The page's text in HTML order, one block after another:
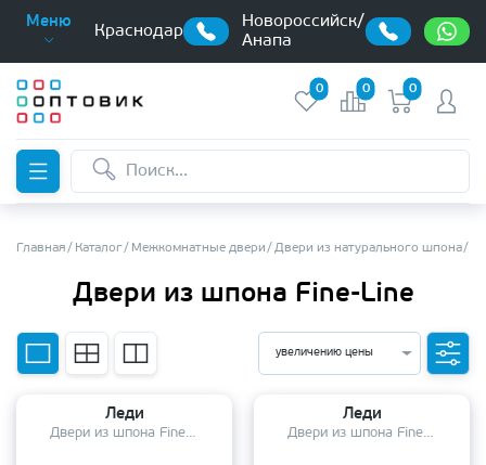
Меню
Краснодар
Новороссийск/
Анапа
0 0 0
Главная Каталог Межкомнатные двери Двери из натурального шпона
Двери из шпона Fine-Line
увеличению цены
Леди
Двери из шпона Fine-Line
Леди
Двери из шпона Fine-Line